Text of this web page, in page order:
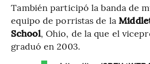
También participó la banda de
equipo de porristas de la
School, Ohio, de la que el
graduó en 2003.